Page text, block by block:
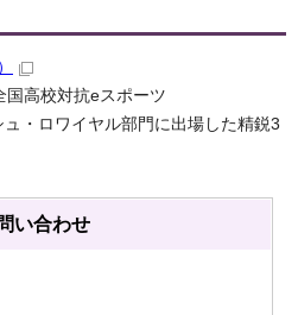
国高校対抗eスポーツ
・ロワイヤル部門に出場した精鋭3
い合わせ